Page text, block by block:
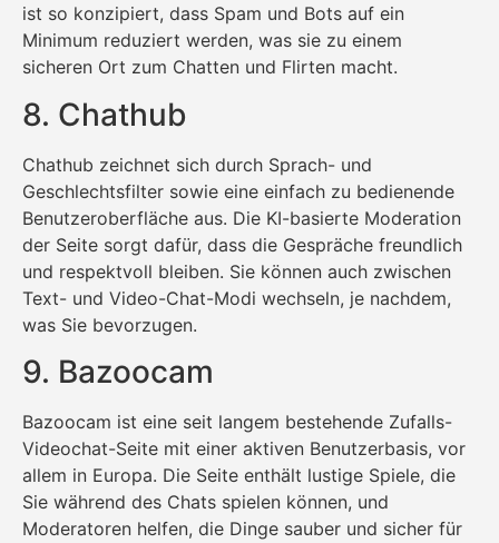
ist so konzipiert, dass Spam und Bots auf ein
Minimum reduziert werden, was sie zu einem
sicheren Ort zum Chatten und Flirten macht.
8. Chathub
Chathub zeichnet sich durch Sprach- und
Geschlechtsfilter sowie eine einfach zu bedienende
Benutzeroberfläche aus. Die KI-basierte Moderation
der Seite sorgt dafür, dass die Gespräche freundlich
und respektvoll bleiben. Sie können auch zwischen
Text- und Video-Chat-Modi wechseln, je nachdem,
was Sie bevorzugen.
9. Bazoocam
Bazoocam ist eine seit langem bestehende Zufalls-
Videochat-Seite mit einer aktiven Benutzerbasis, vor
allem in Europa. Die Seite enthält lustige Spiele, die
Sie während des Chats spielen können, und
Moderatoren helfen, die Dinge sauber und sicher für